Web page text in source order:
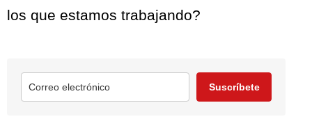
los que estamos trabajando?
Suscríbete